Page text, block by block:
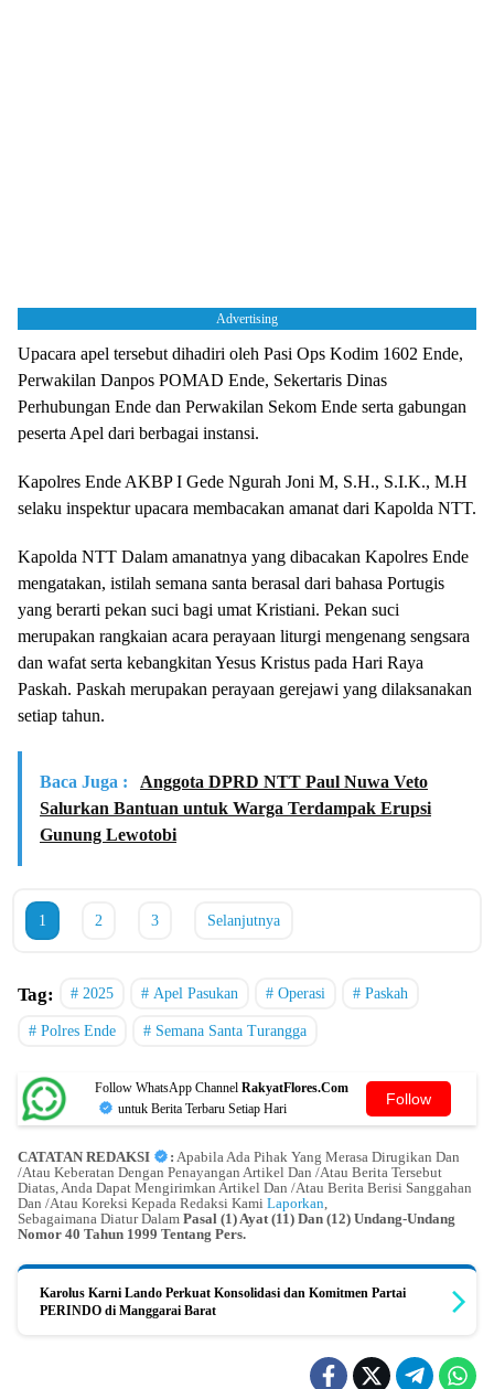
Advertising
Upacara apel tersebut dihadiri oleh Pasi Ops Kodim 1602 Ende,
Perwakilan Danpos POMAD Ende, Sekertaris Dinas
Perhubungan Ende dan Perwakilan Sekom Ende serta gabungan
peserta Apel dari berbagai instansi.
Kapolres Ende AKBP I Gede Ngurah Joni M, S.H., S.I.K., M.H
selaku inspektur upacara membacakan amanat dari Kapolda NTT.
Kapolda NTT Dalam amanatnya yang dibacakan Kapolres Ende
mengatakan, istilah semana santa berasal dari bahasa Portugis
yang berarti pekan suci bagi umat Kristiani. Pekan suci
merupakan rangkaian acara perayaan liturgi mengenang sengsara
dan wafat serta kebangkitan Yesus Kristus pada Hari Raya
Paskah. Paskah merupakan perayaan gerejawi yang dilaksanakan
setiap tahun.
Baca Juga :
Anggota DPRD NTT Paul Nuwa Veto
Salurkan Bantuan untuk Warga Terdampak Erupsi
Gunung Lewotobi
1 2 3 Selanjutnya
Tag: 2025 Apel Pasukan Operasi Paskah
Polres Ende Semana Santa Turangga
Follow WhatsApp Channel RakyatFlores.Com
untuk Berita Terbaru Setiap Hari
Follow
CATATAN REDAKSI : Apabila Ada Pihak Yang Merasa Dirugikan Dan
/Atau Keberatan Dengan Penayangan Artikel Dan /Atau Berita Tersebut
Diatas, Anda Dapat Mengirimkan Artikel Dan /Atau Berita Berisi Sanggahan
Dan /Atau Koreksi Kepada Redaksi Kami Laporkan,
Sebagaimana Diatur Dalam Pasal (1) Ayat (11) Dan (12) Undang-Undang
Nomor 40 Tahun 1999 Tentang Pers.
Karolus Karni Lando Perkuat Konsolidasi dan Komitmen Partai
PERINDO di Manggarai Barat